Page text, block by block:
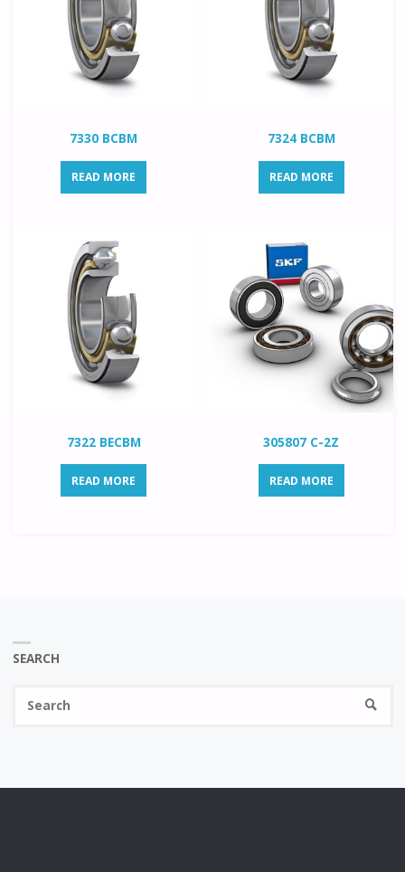
7330 BCBM
READ MORE
7324 BCBM
READ MORE
7322 BECBM
READ MORE
305807 C-2Z
READ MORE
SEARCH